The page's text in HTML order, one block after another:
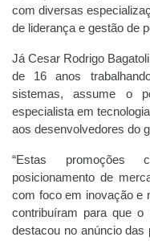
com diversas
de liderança e gestão de
Já Cesar Rodrigo
de 16 anos
sistemas, assume o
especialista em
aos desenvolvedores do
“Estas promoções
posicionamento de
com foco em inovação e
contribuíram para que o
destacou no anúncio